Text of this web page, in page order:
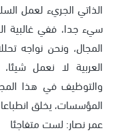
الذاتي الجريء لعمل
سيء جدا، ففي غالبية
المجال، ونحن نواجه
العربية لا نعمل
والتوظيف في هذا
المؤسسات، يخلق
عمر نصار: لست متفاجئا